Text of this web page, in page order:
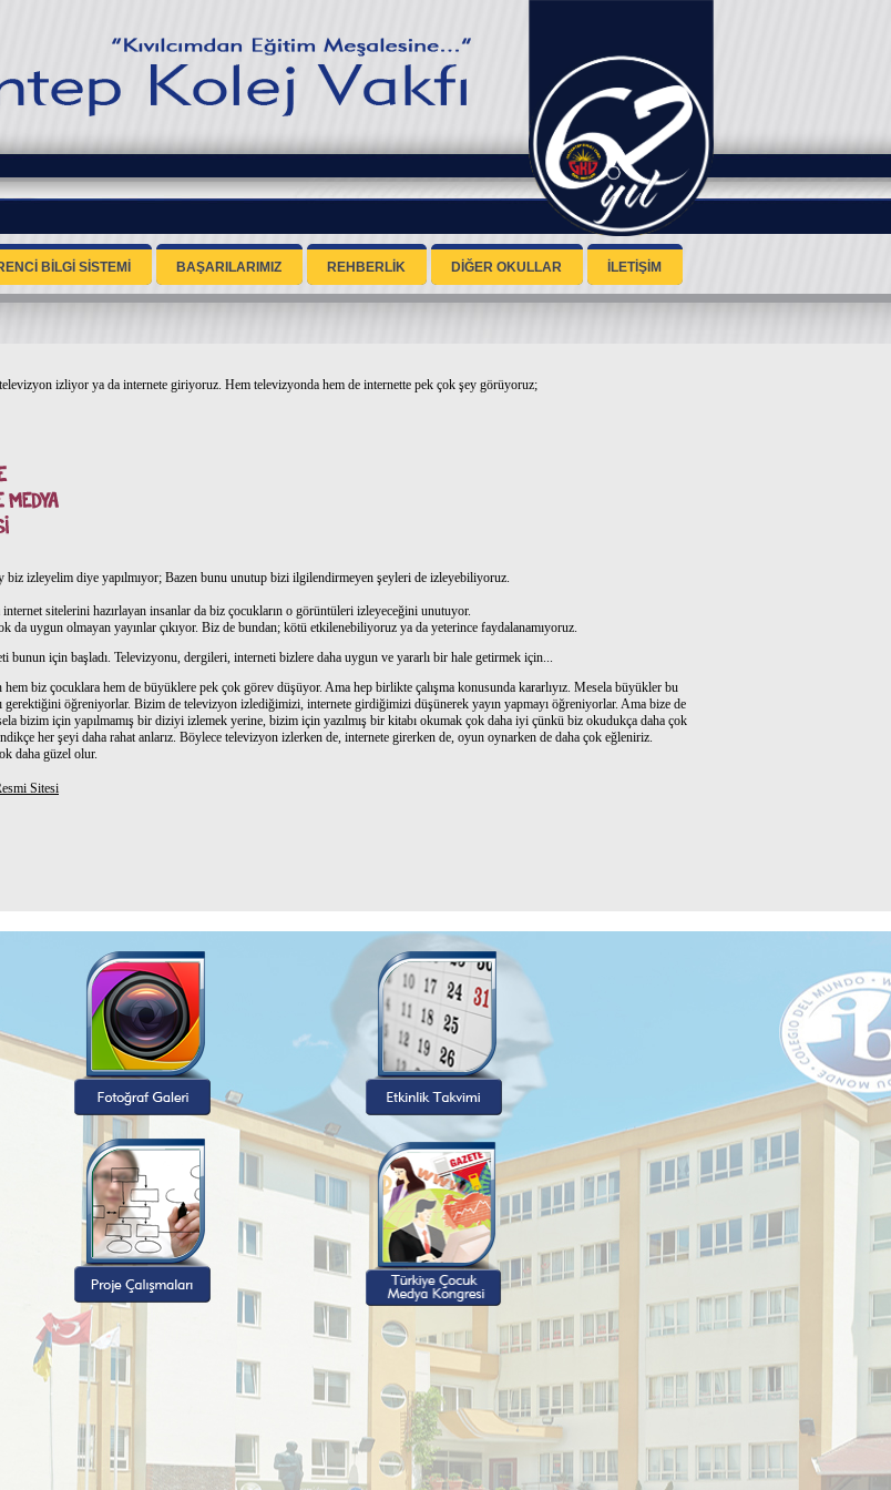
BİLGİ SİSTEMİ BAŞARILARIMIZ REHBERLİK DİĞER OKULLAR İLETİŞİM
izliyor ya da internete giriyoruz. Hem televizyonda hem de internette pek çok şey görüyoruz;
biz izleyelim diye yapılmıyor; Bazen bunu unutup bizi ilgilendirmeyen şeyleri de izleyebiliyoruz.
sitelerini hazırlayan insanlar da biz çocukların o görüntüleri izleyeceğini unutuyor.
da uygun olmayan yayınlar çıkıyor. Biz de bundan; kötü etkilenebiliyoruz ya da yeterince faydalanamıyoruz.
bunun için başladı. Televizyonu, dergileri, interneti bizlere daha uygun ve yararlı bir hale getirmek için...
biz çocuklara hem de büyüklere pek çok görev düşüyor. Ama hep birlikte çalışma konusunda kararlıyız. Mesela büyükler bu
gerektiğini öğreniyorlar. Bizim de televizyon izlediğimizi, internete girdiğimizi düşünerek yayın yapmayı öğreniyorlar. Ama bize de
bizim için yapılmamış bir diziyi izlemek yerine, bizim için yazılmış bir kitabı okumak çok daha iyi çünkü biz okudukça daha çok
her şeyi daha rahat anlarız. Böylece televizyon izlerken de, internete girerken de, oyun oynarken de daha çok eğleniriz.
daha güzel olur.
Sitesi